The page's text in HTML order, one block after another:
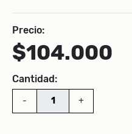
Precio:
$104.000
Cantidad:
- +